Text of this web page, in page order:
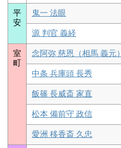
平
安
鬼一 法眼
源 判官 義経
室
町
念阿弥 慈恩（相馬 義元）
中条 兵庫頭 長秀
飯篠 長威斎 家直
松本 備前守 政信
愛洲 移香斎 久忠